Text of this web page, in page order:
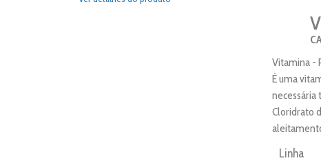
Vitamina -
É uma
necessária
Cloridrato
Linha